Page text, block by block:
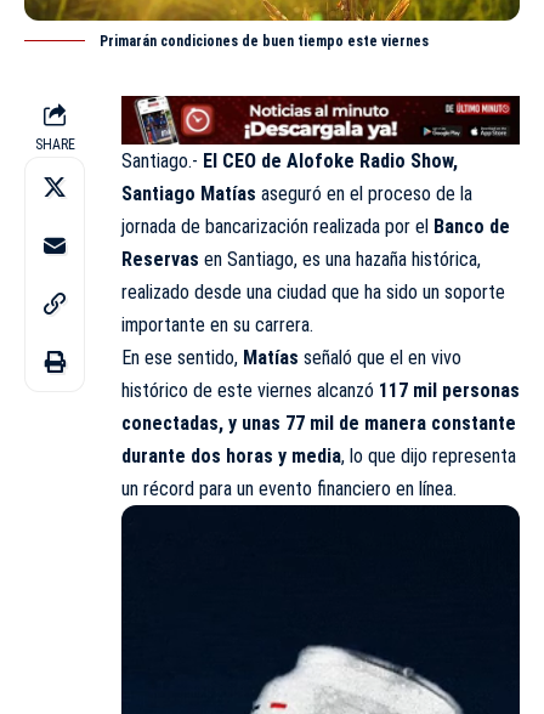
Primarán condiciones de buen tiempo este viernes
SHARE
Santiago.- El CEO de Alofoke Radio Show,
Santiago Matías aseguró en el proceso de la
jornada de bancarización realizada por el Banco de
Reservas en Santiago, es una hazaña histórica,
realizado desde una ciudad que ha sido un soporte
importante en su carrera.
En ese sentido, Matías señaló que el en vivo
histórico de este viernes alcanzó 117 mil personas
conectadas, y unas 77 mil de manera constante
durante dos horas y media, lo que dijo representa
un récord para un evento financiero en línea.